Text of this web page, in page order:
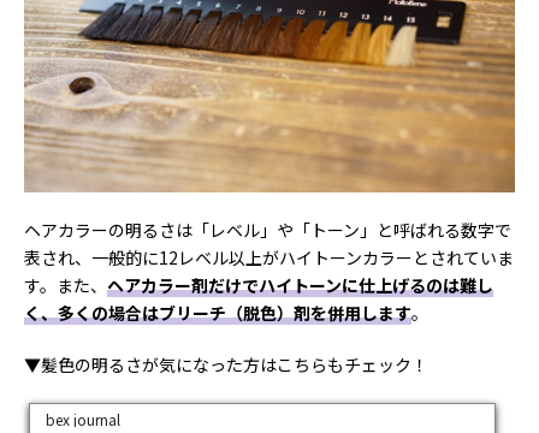
ヘアカラーの明るさは「レベル」や「トーン」と呼ばれる数字で
表され、一般的に12レベル以上がハイトーンカラーとされていま
す。また、 ヘアカラー剤だけでハイトーンに仕上げるのは難し
く、多くの場合はブリーチ（脱色）剤を併用します。
▼髪色の明るさが気になった方はこちらもチェック！
bex journal